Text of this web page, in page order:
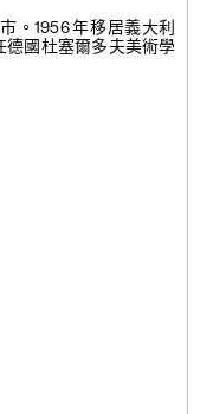
。1956 年移居義大利
德國杜塞爾多夫美術學